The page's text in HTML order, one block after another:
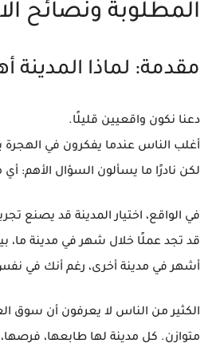
المطلوبة ونصائح
مقدمة: لماذا المدينة
دعنا نكون واقعيين قليلًا.
أغلب الناس عندما يفكرون في الهجرة
لكن نادرًا ما يسألون السؤال الأهم: أي
في الواقع، اختيار المدينة قد يصنع
قد تجد عملًا خلال شهر في مدينة ما،
أشهر في مدينة أخرى، رغم أنك في نفس
الكثير من الناس لا يعرفون أن سوق
متوازن. كل مدينة لها طابعها، فرصها،